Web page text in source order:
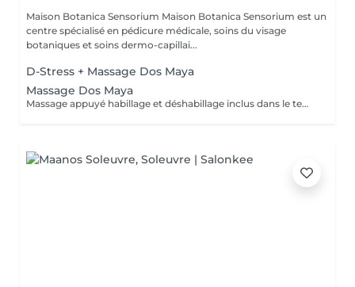
Maison Botanica Sensorium Maison Botanica Sensorium est un
centre spécialisé en pédicure médicale, soins du visage
botaniques et soins dermo-capillai...
D-Stress + Massage Dos Maya
Massage Dos Maya
Massage appuyé habillage et déshabillage inclus dans le temps de prestation